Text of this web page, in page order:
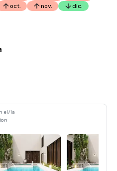
oct. nov. dic.
el/la